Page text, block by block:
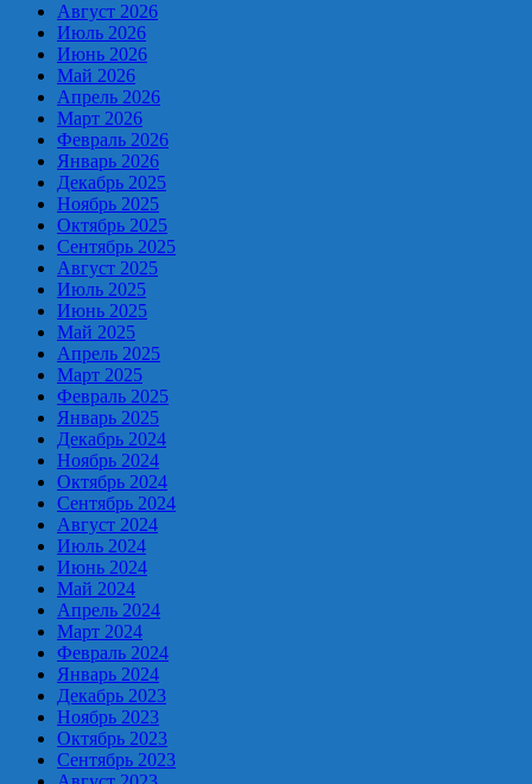
Август 2026
Июль 2026
Июнь 2026
Май 2026
Апрель 2026
Март 2026
Февраль 2026
Январь 2026
Декабрь 2025
Ноябрь 2025
Октябрь 2025
Сентябрь 2025
Август 2025
Июль 2025
Июнь 2025
Май 2025
Апрель 2025
Март 2025
Февраль 2025
Январь 2025
Декабрь 2024
Ноябрь 2024
Октябрь 2024
Сентябрь 2024
Август 2024
Июль 2024
Июнь 2024
Май 2024
Апрель 2024
Март 2024
Февраль 2024
Январь 2024
Декабрь 2023
Ноябрь 2023
Октябрь 2023
Сентябрь 2023